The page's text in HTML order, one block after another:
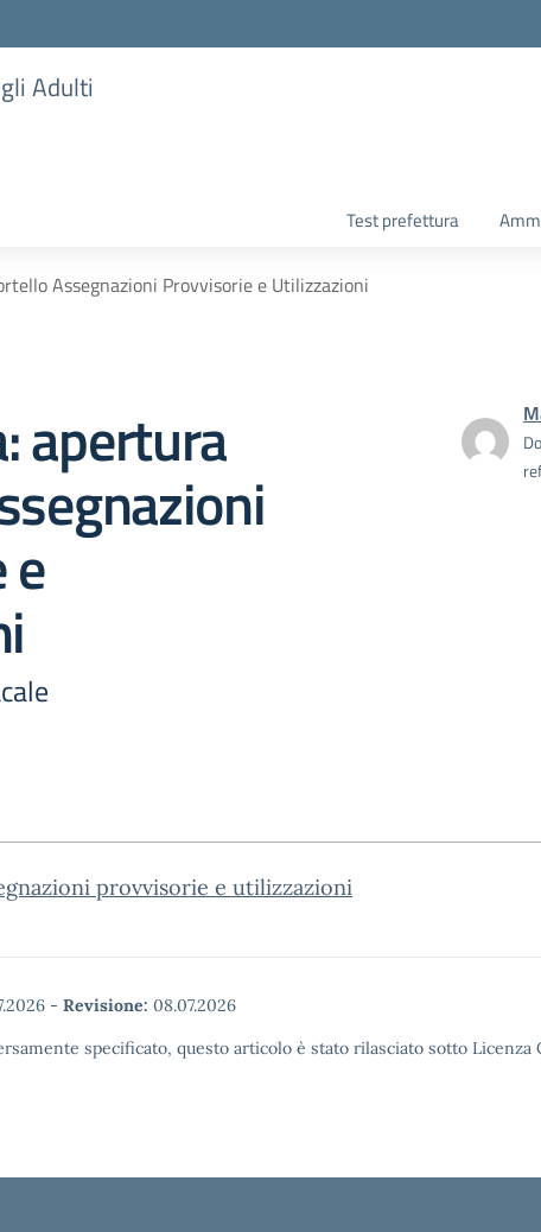
Adulti
Test prefettura
Assegnazioni Provvisorie e Utilizzazioni
apertura
e
provvisorie e utilizzazioni
- Revisione: 08.07.2026
specificato, questo articolo è stato rilasciato sotto